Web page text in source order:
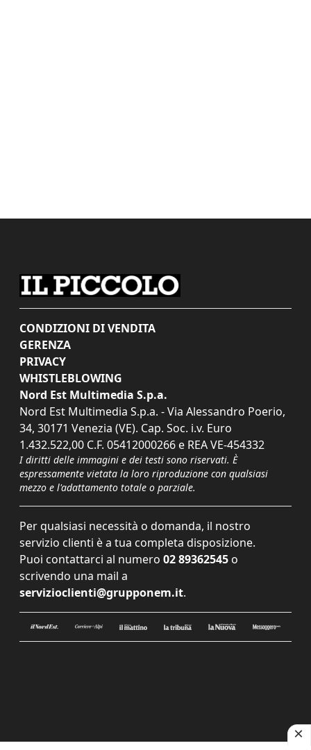
CONDIZIONI DI VENDITA
GERENZA
PRIVACY
WHISTLEBLOWING
Nord Est Multimedia S.p.a.
Nord Est Multimedia S.p.a. - Via Alessandro Poerio,
34, 30171 Venezia (VE). Cap. Soc. i.v. Euro
1.432.522,00 C.F. 05412000266 e REA VE-454332
I diritti delle immagini e dei testi sono riservati. È
espressamente vietata la loro riproduzione con qualsiasi
mezzo e l'adattamento totale o parziale.
Per qualsiasi necessità o domanda, il nostro
servizio clienti è a tua completa disposizione.
Puoi contattarci al numero 02 89362545 o
scrivendo una mail a
servizioclienti@grupponem.it.